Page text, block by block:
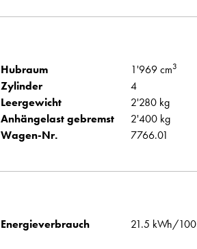
Hubraum 1'969 cm3
Zylinder
4
Leergewicht
2'280 kg
Anhängelast gebremst
2'400 kg
Wagen-Nr.
7766.01
Energieverbrauch 21.5 kWh/100